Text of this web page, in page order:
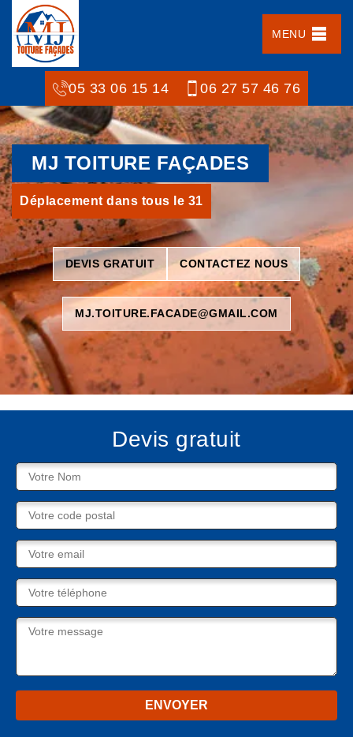
MENU
05 33 06 15 14 06 27 57 46 76
MJ TOITURE FAÇADES
Déplacement dans tous le 31
DEVIS GRATUIT CONTACTEZ NOUS
MJ.TOITURE.FACADE@GMAIL.COM
Devis gratuit